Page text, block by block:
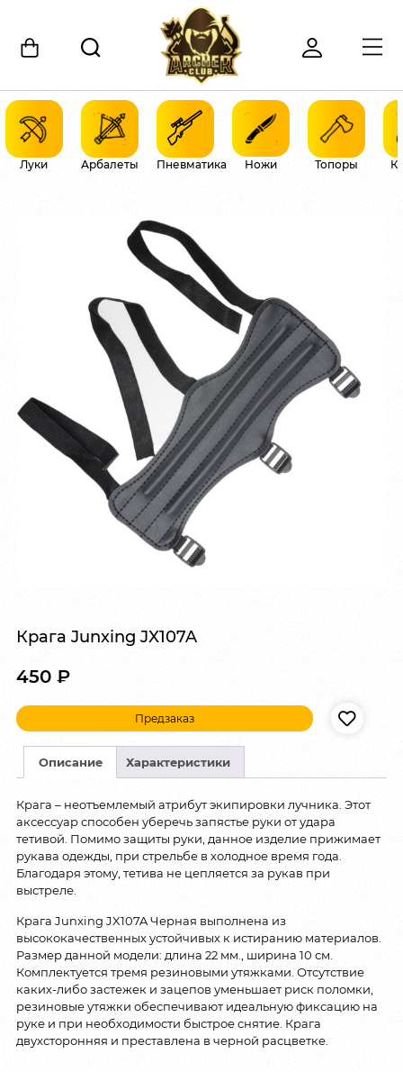
Луки Арбалеты Пневматика Ножи Топоры
Крага Junxing JX107A
450 ₽
Предзаказ
Описание Характеристики
Крага – неотъемлемый атрибут экипировки лучника. Этот
аксессуар способен уберечь запястье руки от удара
тетивой. Помимо защиты руки, данное изделие прижимает
рукава одежды, при стрельбе в холодное время года.
Благодаря этому, тетива не цепляется за рукав при
выстреле.
Крага Junxing JX107A Черная выполнена из
высококачественных устойчивых к истиранию материалов.
Размер данной модели: длина 22 мм., ширина 10 см.
Комплектуется тремя резиновыми утяжками. Отсутствие
каких-либо застежек и зацепов уменьшает риск поломки,
резиновые утяжки обеспечивают идеальную фиксацию на
руке и при необходимости быстрое снятие. Крага
двухсторонняя и преставлена в черной расцветке.